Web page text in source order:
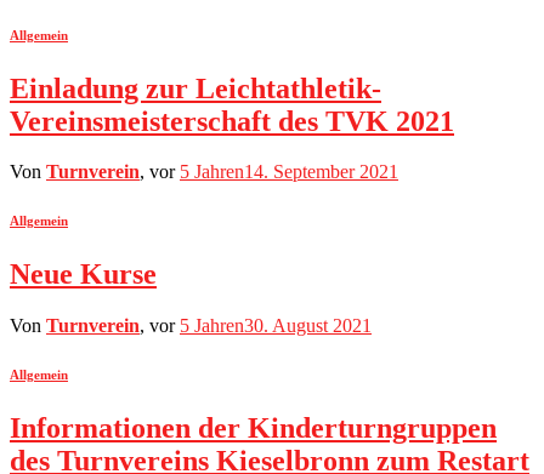
Allgemein
Einladung zur Leichtathletik-
Vereinsmeisterschaft des TVK 2021
Von Turnverein, vor 5 Jahren14. September 2021
Allgemein
Neue Kurse
Von Turnverein, vor 5 Jahren30. August 2021
Allgemein
Informationen der Kinderturngruppen
des Turnvereins Kieselbronn zum Restart